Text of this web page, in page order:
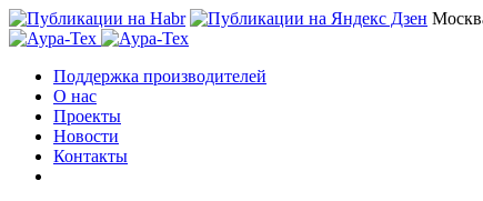
Поддержка производителей
О нас
Проекты
Новости
Контакты